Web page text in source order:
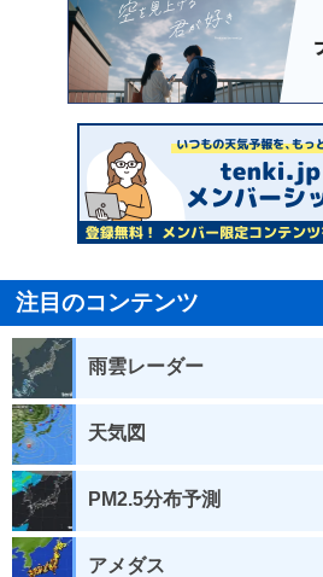
注目のコンテンツ
雨雲レーダー
天気図
PM2.5分布予測
アメダス